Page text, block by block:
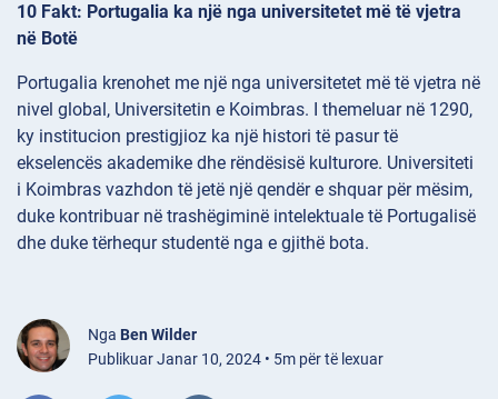
10 Fakt: Portugalia ka një nga universitetet më të vjetra
në Botë
Portugalia krenohet me një nga universitetet më të vjetra në
nivel global, Universitetin e Koimbras. I themeluar në 1290,
ky institucion prestigjioz ka një histori të pasur të
ekselencës akademike dhe rëndësisë kulturore. Universiteti
i Koimbras vazhdon të jetë një qendër e shquar për mësim,
duke kontribuar në trashëgiminë intelektuale të Portugalisë
dhe duke tërhequr studentë nga e gjithë bota.
Nga Ben Wilder
Publikuar Janar 10, 2024 • 5m për të lexuar